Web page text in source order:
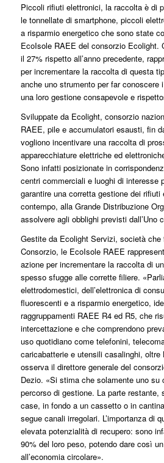
Piccoli rifiuti elettronici, la raccolta è di
le tonnellate di smartphone, piccoli
a risparmio energetico che sono state
EcoIsole RAEE del consorzio Ecolight.
il 27% rispetto all’anno precedente,
per incrementare la raccolta di questa
anche uno strumento per far
una loro gestione consapevole e
Sviluppate da Ecolight, consorzio
RAEE, pile e accumulatori esausti, fin
vogliono incentivare una raccolta di
apparecchiature elettriche ed
Sono infatti posizionate in
centri commerciali e luoghi di interesse
garantire una corretta gestione dei rifiuti
contempo, alla Grande Distribuzione
assolvere agli obblighi previsti dall’Uno
Gestite da Ecolight Servizi, società che
Consorzio, le EcoIsole RAEE
azione per incrementare la raccolta di
spesso sfugge alle corrette filiere.
elettrodomestici, dell’elettronica di
fluorescenti e a risparmio energetico,
raggruppamenti RAEE R4 ed R5, che
intercettazione e che comprendono
uso quotidiano come telefonini,
caricabatterie e utensili casalinghi, oltre
osserva il direttore generale del
Dezio. «Si stima che solamente uno su
percorso di gestione. La parte restante,
case, in fondo a un cassetto o in
segue canali irregolari. L’importanza di
elevata potenzialità di recupero: sono
90% del loro peso, potendo dare così
all’economia circolare».